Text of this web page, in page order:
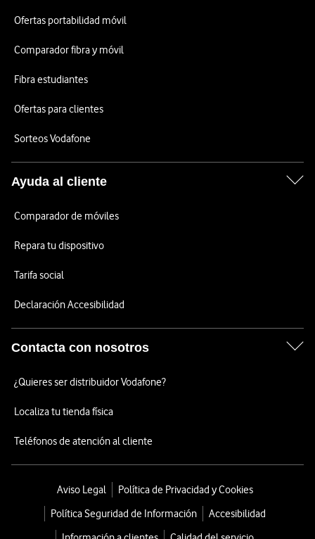
Ofertas portabilidad móvil
Comparador fibra y móvil
Fibra estudiantes
Ofertas para clientes
Sorteos Vodafone
Ayuda al cliente
Comparador de móviles
Repara tu dispositivo
Tarifa social
Declaración Accesibilidad
Contacta con nosotros
¿Quieres ser distribuidor Vodafone?
Localiza tu tienda física
Teléfonos de atención al cliente
Aviso Legal
Política de Privacidad y Cookies
Política Seguridad de Información
Accesibilidad